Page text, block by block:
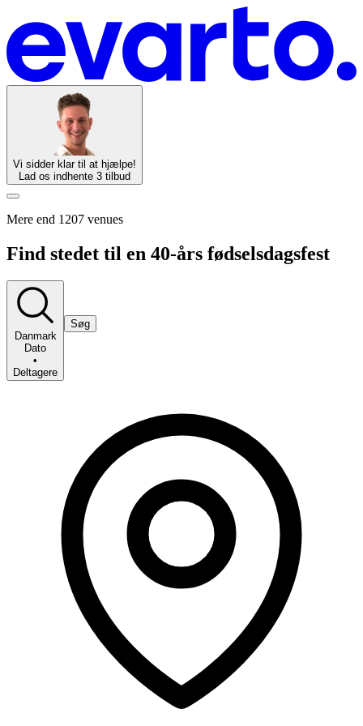
Vi sidder klar til at hjælpe!
Lad os indhente 3 tilbud
Mere end 1207 venues
Find stedet til en 40-års fødselsdagsfest
Danmark
Dato
•
Deltagere
Søg